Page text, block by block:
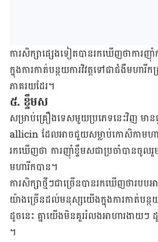
ការ​សិក្សា​ផ្សេងទៀត​បាន​រក​ឃើញ​ថា​ការ​ញ៉
ក្នុង​ការ​កាត់​បន្ថយ​ការ​វិវត្ត​ទៅ​ជា​ជំងឺ​មហារី
ភាគរយ​ដែរ​។
៥.ខ្ទឹម​ស​
សម្រាប់​គ្រឿង​ទេស​មួយ​ប្រភេទ​នេះ​វិញ មា
allicin ដែល​អាច​ជួយ​សម្លាប់​កោសិកា​មហ
រក​ឃើញ​ថា ការ​ញ៉ាំ​ខ្ទឹម​ស​ជា​​ប្រចាំ​បាន​ចូ
មហារីក​បាន​។​
ការ​សិក្សា​ថ្មីៗ​ជា​ច្រើន​បាន​រក​ឃើញ​ថា​រប
យ៉ាង​ច្រើន​ដល់​​មនុស្ស​យើង​ក្នុង​ការ​កាត់​ប
ដូចនេះ​ គ្នា​យើង​មិន​គួរ​រំលង​អាហារ​ងាយ​ៗ
។